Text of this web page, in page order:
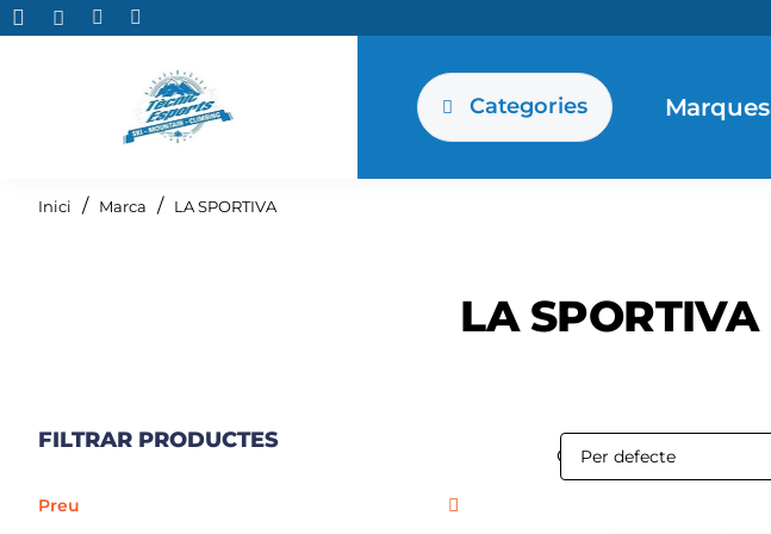
Categories Marques
Inici homeMarca LA SPORTIVA
LA SPORTIVA
FILTRAR PRODUCTES
Preu
Ordenar per: